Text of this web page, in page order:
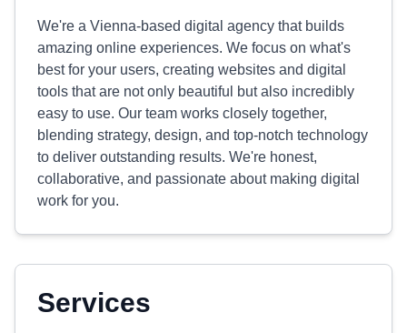
We're a Vienna-based digital agency that builds
amazing online experiences. We focus on what's
best for your users, creating websites and digital
tools that are not only beautiful but also incredibly
easy to use. Our team works closely together,
blending strategy, design, and top-notch technology
to deliver outstanding results. We're honest,
collaborative, and passionate about making digital
work for you.
Services